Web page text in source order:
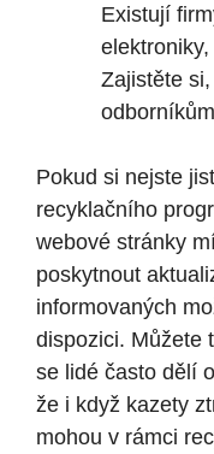
Existují
Zajistěte
Pokud si nejste
recyklačního
webové stránky
poskytnout
informovaných
dispozici. Můžete
se lidé často dělí
že i když kazety
mohou v rámci